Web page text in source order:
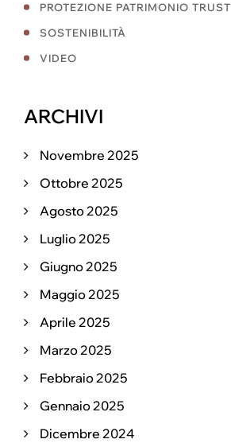
PROTEZIONE PATRIMONIO TRUST
SOSTENIBILITÀ
VIDEO
ARCHIVI
Novembre 2025
Ottobre 2025
Agosto 2025
Luglio 2025
Giugno 2025
Maggio 2025
Aprile 2025
Marzo 2025
Febbraio 2025
Gennaio 2025
Dicembre 2024